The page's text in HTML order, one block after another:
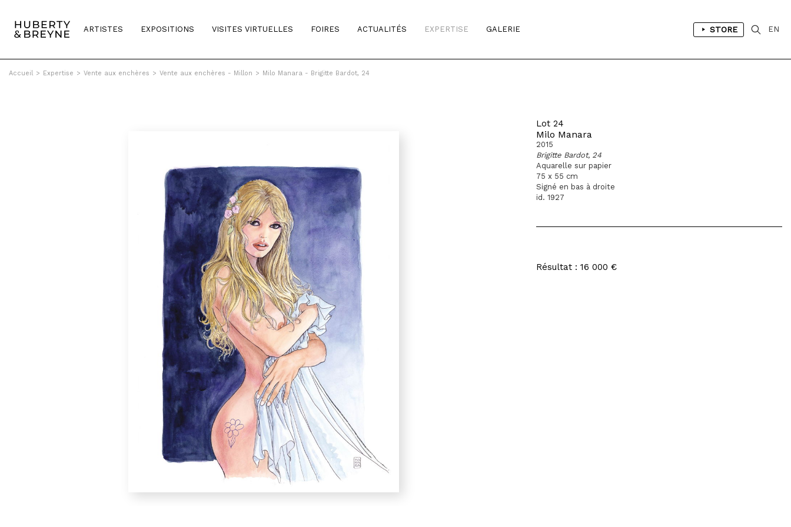
ARTISTES EXPOSITIONS VISITES VIRTUELLES FOIRES ACTUALITÉS EXPERTISE GALERIE STORE EN
Accueil > Expertise > Vente aux enchères > Vente aux enchères - Millon > Milo Manara - Brigitte Bardot, 24
Lot 24
Milo Manara
2015
Brigitte Bardot, 24
Aquarelle sur papier
75 x 55 cm
Signé en bas à droite
id. 1927
Résultat : 16 000 €